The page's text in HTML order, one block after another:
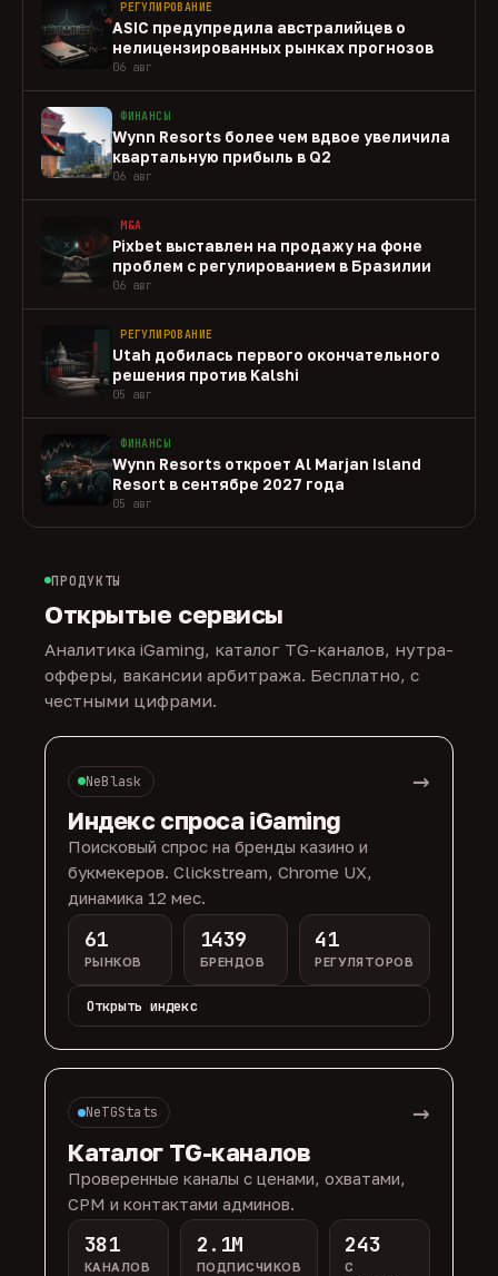
РЕГУЛИРОВАНИЕ
ASIC предупредила австралийцев о
нелицензированных рынках прогнозов
06 авг
ФИНАНСЫ
Wynn Resorts более чем вдвое увеличила
квартальную прибыль в Q2
06 авг
M&A
Pixbet выставлен на продажу на фоне
проблем с регулированием в Бразилии
06 авг
РЕГУЛИРОВАНИЕ
Utah добилась первого окончательного
решения против Kalshi
05 авг
ФИНАНСЫ
Wynn Resorts откроет Al Marjan Island
Resort в сентябре 2027 года
05 авг
ПРОДУКТЫ
Открытые сервисы
Аналитика iGaming, каталог TG-каналов, нутра-
офферы, вакансии арбитража. Бесплатно, с
честными цифрами.
NeBlask →
Индекс спроса iGaming
Поисковый спрос на бренды казино и
букмекеров. Clickstream, Chrome UX,
динамика 12 мес.
61
РЫНКОВ
1439
БРЕНДОВ
41
РЕГУЛЯТОРОВ
Открыть индекс
NeTGStats →
Каталог TG-каналов
Проверенные каналы с ценами, охватами,
CPM и контактами админов.
381
КАНАЛОВ
2.1M
ПОДПИСЧИКОВ
243
С